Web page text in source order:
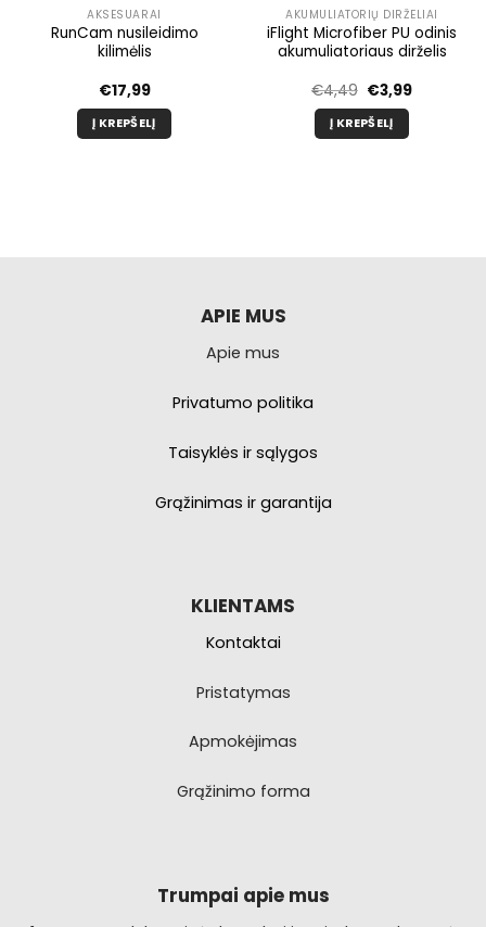
AKSESUARAI
RunCam nusileidimo
kilimėlis
€17,99
Į KREPŠELĮ
AKUMULIATORIŲ DIRŽELIAI
iFlight Microfiber PU odinis
akumuliatoriaus dirželis
€4,49 Pradinė
kaina
buvo:
€4,49.
€3,99Dabartinė
Į KREPŠELĮ
APIE MUS
Apie mus
Privatumo politika
Taisyklės ir sąlygos
Grąžinimas ir garantija
KLIENTAMS
Kontaktai
Pristatymas
Apmokėjimas
Grąžinimo forma
Trumpai apie mus